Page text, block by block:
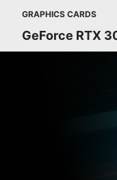
GRAPHICS CARDS
GeForce RTX